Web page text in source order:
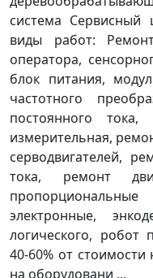
система Сервисный
виды работ:
оператора,
блок питания,
частотного
постоянного
измерительная,
серводвигателей,
тока, ремонт
электронные,
логического,
40-60% от стоимости
на оборудовани ...